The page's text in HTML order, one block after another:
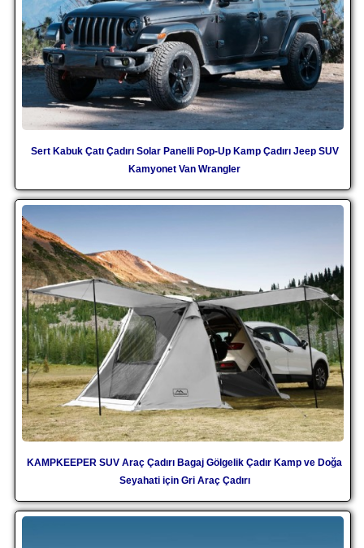
Sert Kabuk Çatı Çadırı Solar Panelli Pop-Up Kamp Çadırı Jeep SUV
Kamyonet Van Wrangler
KAMPKEEPER SUV Araç Çadırı Bagaj Gölgelik Çadır Kamp ve Doğa
Seyahati için Gri Araç Çadırı